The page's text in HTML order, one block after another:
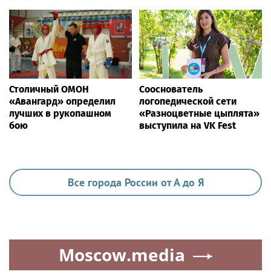
Столичный ОМОН
«Авангард» определил
лучших в рукопашном
бою
Сооснователь
логопедической сети
«Разноцветные цыплята»
выступила на VK Fest
Все города России от А до Я
Moscow.media